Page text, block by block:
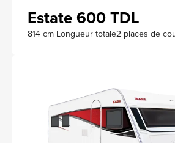
Estate 600 TDL
814 cm Longueur totale2 places de